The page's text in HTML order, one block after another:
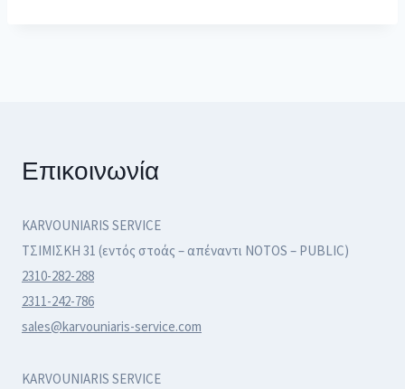
Επικοινωνία
KARVOUNIARIS SERVICE
ΤΣΙΜΙΣΚΗ 31 (εντός στοάς – απέναντι NOTOS – PUBLIC)
2310-282-288
2311-242-786
sales@karvouniaris-service.com
KARVOUNIARIS SERVICE